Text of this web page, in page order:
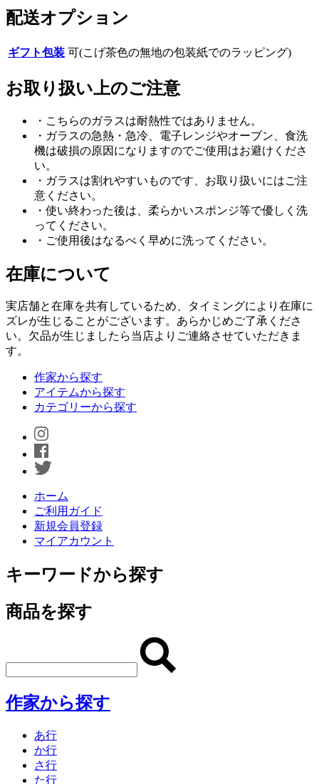
配送オプション
ギフト包装 可(こげ茶色の無地の包装紙でのラッピング)
お取り扱い上のご注意
・こちらのガラスは耐熱性ではありません。
・ガラスの急熱・急冷、電子レンジやオーブン、食洗
機は破損の原因になりますのでご使用はお避けくださ
い。
・ガラスは割れやすいものです、お取り扱いにはご注
意ください。
・使い終わった後は、柔らかいスポンジ等で優しく洗
ってください。
・ご使用後はなるべく早めに洗ってください。
在庫について
実店舗と在庫を共有しているため、タイミングにより在庫に
ズレが生じることがございます。あらかじめご了承くださ
い。欠品が生じましたら当店よりご連絡させていただきま
す。
作家から探す
アイテムから探す
カテゴリーから探す
ホーム
ご利用ガイド
新規会員登録
マイアカウント
キーワードから探す
商品を探す
作家から探す
あ行
か行
さ行
た行